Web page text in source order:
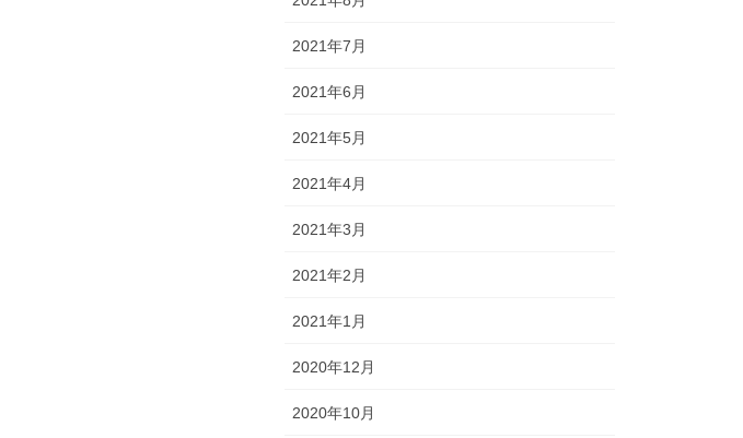
2021年7月
2021年6月
2021年5月
2021年4月
2021年3月
2021年2月
2021年1月
2020年12月
2020年10月